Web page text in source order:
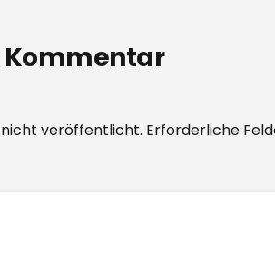
Kommentar
veröffentlicht. Erforderliche